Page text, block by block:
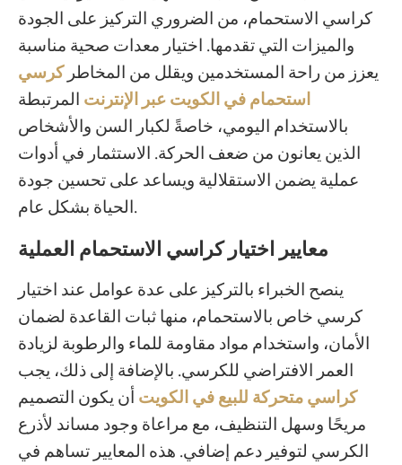
كراسي الاستحمام، من الضروري التركيز على الجودة
والميزات التي تقدمها. اختيار معدات صحية مناسبة
يعزز من راحة المستخدمين ويقلل من المخاطركرسي
استحمام في الكويت عبر الإنترنت المرتبطة
بالاستخدام اليومي، خاصةً لكبار السن والأشخاص
الذين يعانون من ضعف الحركة. الاستثمار في أدوات
عملية يضمن الاستقلالية ويساعد على تحسين جودة
الحياة بشكل عام.
معايير اختيار كراسي الاستحمام العملية
ينصح الخبراء بالتركيز على عدة عوامل عند اختيار
كرسي خاص بالاستحمام، منها ثبات القاعدة لضمان
الأمان، واستخدام مواد مقاومة للماء والرطوبة لزيادة
العمر الافتراضي للكرسي. بالإضافة إلى ذلك، يجب
كراسي متحركة للبيع في الكويت أن يكون التصميم
مريحًا وسهل التنظيف، مع مراعاة وجود مساند لأذرع
الكرسي لتوفير دعم إضافي. هذه المعايير تساهم في